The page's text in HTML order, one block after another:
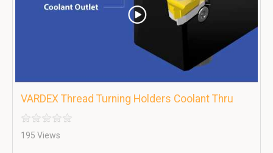
VARDEX Thread Turning Holders Coolant Thru
195 Views